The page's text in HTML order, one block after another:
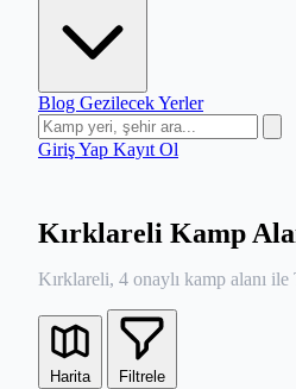
Blog Gezilecek Yerler
Giriş Yap Kayıt Ol
Kırklareli Kamp
Kırklareli, 4 onaylı kamp alanı
Harita Filtrele